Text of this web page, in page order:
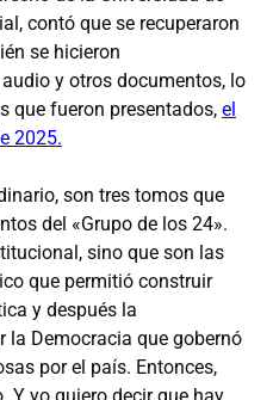
contó que se recuperaron
se hicieron
y otros documentos, lo
que fueron presentados, el
2025.
son tres tomos que
del «Grupo de los 24».
sino que son las
que permitió construir
y después la
la Democracia que gobernó
por el país. Entonces,